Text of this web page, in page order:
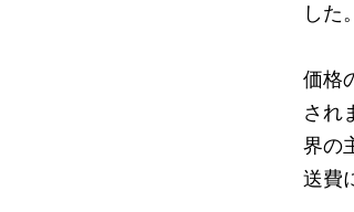
した
価格
され
界の
送費